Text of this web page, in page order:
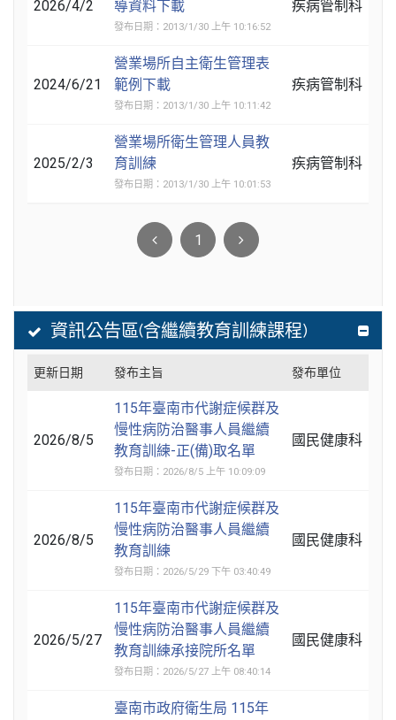
2026/4/2 導資料下載
發布日期：2013/1/30 上午 10:16:52
疾病管制科
2024/6/21
營業場所自主衛生管理表
範例下載
發布日期：2013/1/30 上午 10:11:42
疾病管制科
2025/2/3
營業場所衛生管理人員教
育訓練
發布日期：2013/1/30 上午 10:01:53
疾病管制科
1
資訊公告區(含繼續教育訓練課程)
更新日期 發布主旨 發布單位
2026/8/5
115年臺南市代謝症候群及
慢性病防治醫事人員繼續
教育訓練-正(備)取名單
發布日期：2026/8/5 上午 10:09:09
國民健康科
2026/8/5
115年臺南市代謝症候群及
慢性病防治醫事人員繼續
教育訓練
發布日期：2026/5/29 下午 03:40:49
國民健康科
2026/5/27
115年臺南市代謝症候群及
慢性病防治醫事人員繼續
教育訓練承接院所名單
發布日期：2026/5/27 上午 08:40:14
國民健康科
臺南市政府衛生局 115年